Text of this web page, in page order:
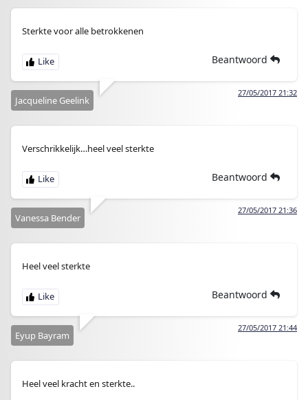
Sterkte voor alle betrokkenen
Beantwoord
27/05/2017 21:32
Jacqueline Geelink
Verschrikkelijk…heel veel sterkte
Beantwoord
27/05/2017 21:36
Vanessa Bender
Heel veel sterkte
Beantwoord
27/05/2017 21:44
Eyup Bayram
Heel veel kracht en sterkte..